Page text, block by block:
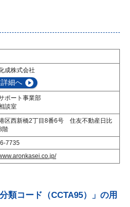
成株式会社
細へ
ポート事業部
談室
区西新橋2丁目8番6号 住友不動産日比
階
7735
類コード（CCTA95）」の用